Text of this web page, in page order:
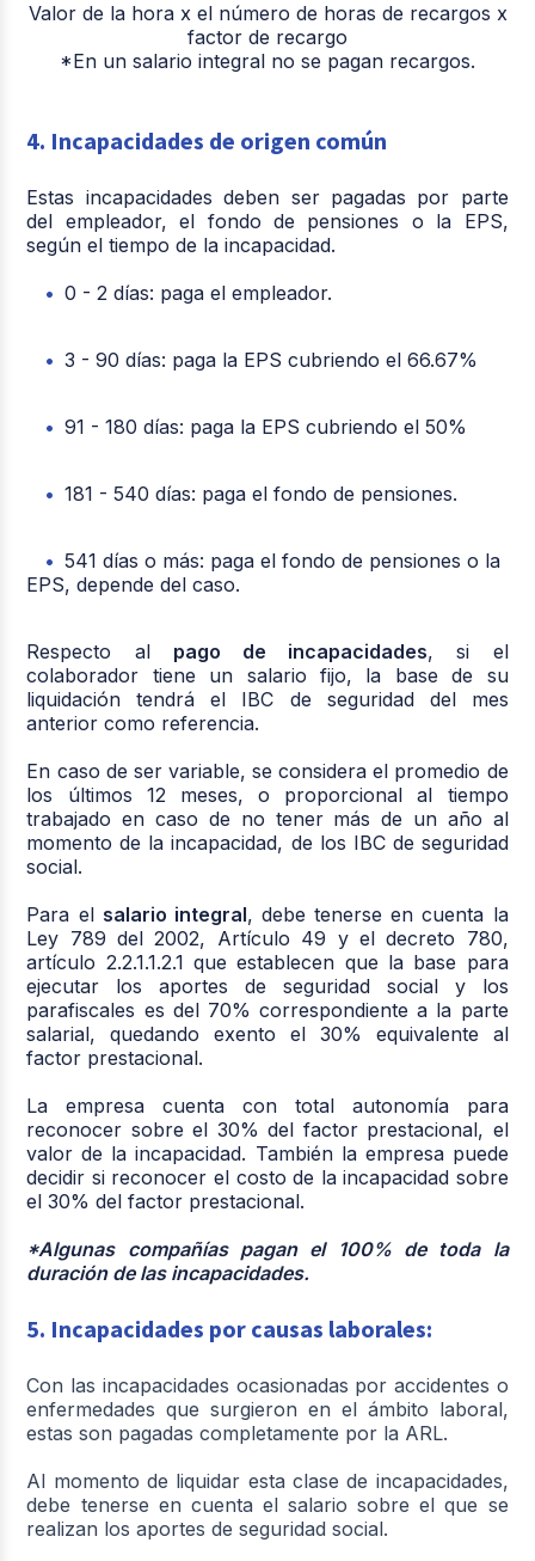
Valor de la hora x el número de horas de recargos x
factor de recargo
*En un salario integral no se pagan recargos.
4. Incapacidades de origen común
Estas incapacidades deben ser pagadas por parte
del empleador, el fondo de pensiones o la EPS,
según el tiempo de la incapacidad.
0 - 2 días: paga el empleador.
3 - 90 días: paga la EPS cubriendo el 66.67%
91 - 180 días: paga la EPS cubriendo el 50%
181 - 540 días: paga el fondo de pensiones.
541 días o más: paga el fondo de pensiones o la
EPS, depende del caso.
Respecto al pago de incapacidades, si el
colaborador tiene un salario fijo, la base de su
liquidación tendrá el IBC de seguridad del mes
anterior como referencia.
En caso de ser variable, se considera el promedio de
los últimos 12 meses, o proporcional al tiempo
trabajado en caso de no tener más de un año al
momento de la incapacidad, de los IBC de seguridad
social.
Para el salario integral, debe tenerse en cuenta la
Ley 789 del 2002, Artículo 49 y el decreto 780,
artículo 2.2.1.1.2.1 que establecen que la base para
ejecutar los aportes de seguridad social y los
parafiscales es del 70% correspondiente a la parte
salarial, quedando exento el 30% equivalente al
factor prestacional.
La empresa cuenta con total autonomía para
reconocer sobre el 30% del factor prestacional, el
valor de la incapacidad. También la empresa puede
decidir si reconocer el costo de la incapacidad sobre
el 30% del factor prestacional.
*Algunas compañías pagan el 100% de toda la
duración de las incapacidades.
5. Incapacidades por causas laborales:
Con las incapacidades ocasionadas por accidentes o
enfermedades que surgieron en el ámbito laboral,
estas son pagadas completamente por la ARL.
Al momento de liquidar esta clase de incapacidades,
debe tenerse en cuenta el salario sobre el que se
realizan los aportes de seguridad social.